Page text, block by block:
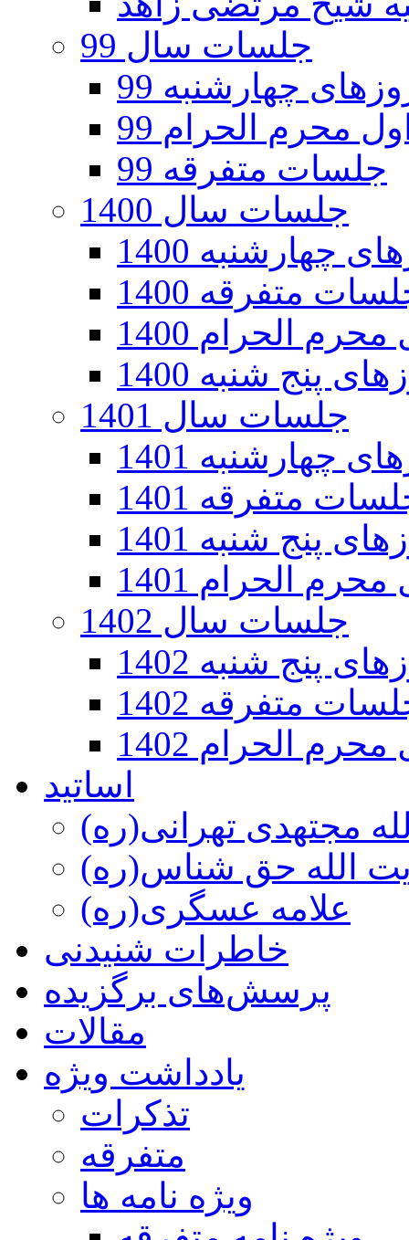
جلسات سال 99
چهارشنبه 99
محرم الحرام 99
جلسات متفرقه 99
جلسات سال 1400
چهارشنبه 1400
متفرقه 1400
الحرام 1400
پنج شنبه 1400
جلسات سال 1401
چهارشنبه 1401
متفرقه 1401
پنج شنبه 1401
الحرام 1401
جلسات سال 1402
پنج شنبه 1402
متفرقه 1402
الحرام 1402
اساتید
مجتهدی تهرانی(ره)
الله حق شناس(ره)
علامه عسگری(ره)
خاطرات شنیدنی
پرسش‌های برگزیده
مقالات
یادداشت ویژه
تذكرات
متفرقه
ويژه نامه ها